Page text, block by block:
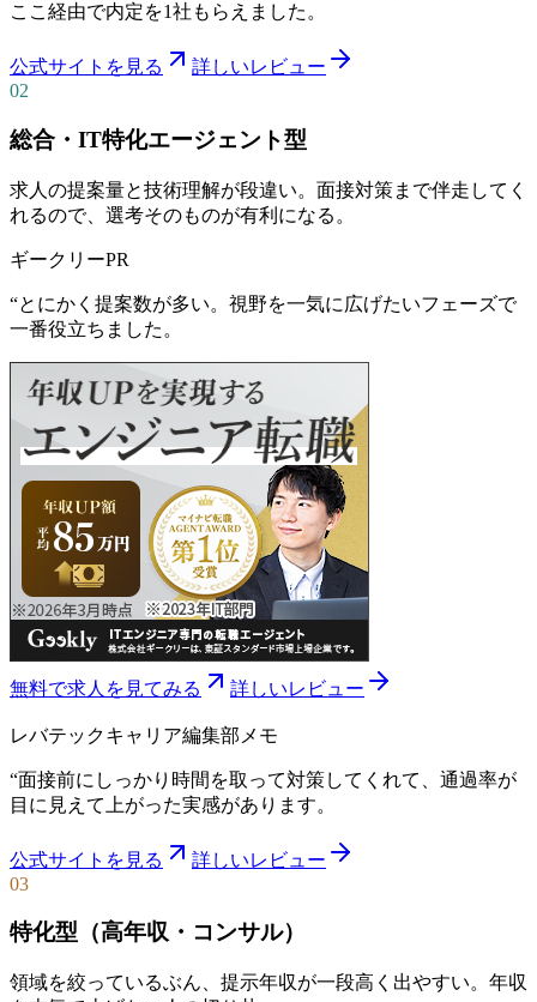
ここ経由で内定を1社もらえました。
公式サイトを見る
詳しいレビュー
02
総合・IT特化エージェント型
求人の提案量と技術理解が段違い。面接対策まで伴走してく
れるので、選考そのものが有利になる。
ギークリーPR
“とにかく提案数が多い。視野を一気に広げたいフェーズで
一番役立ちました。
無料で求人を見てみる 詳しいレビュー
レバテックキャリア編集部メモ
“面接前にしっかり時間を取って対策してくれて、通過率が
目に見えて上がった実感があります。
公式サイトを見る
詳しいレビュー
03
特化型（高年収・コンサル）
領域を絞っているぶん、提示年収が一段高く出やすい。年収